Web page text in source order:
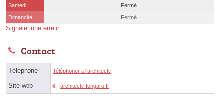
Samedi
Fermé
Dimanche
Fermé
Signaler une erreur
Contact
Téléphone Téléphoner à l'architecte
Site web architecte-fongaro.fr